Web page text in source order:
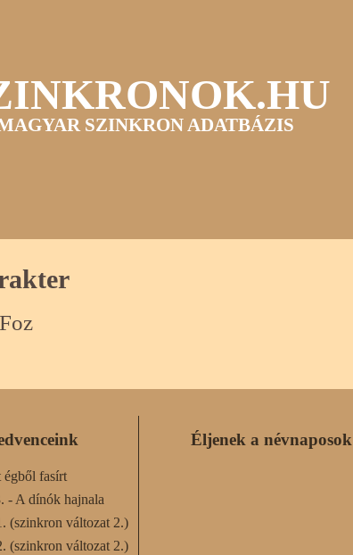
SZINKRON ADATBÁZIS
Foz
égből fasírt
- A dínók hajnala
(szinkron változat 2.)
(szinkron változat 2.)
Éljenek a névnaposok